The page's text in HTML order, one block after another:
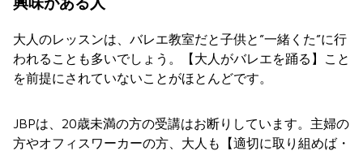
大人のレッスンは、バレエ教室だと子供と”一緒くた”に行
われることも多いでしょう。【大人がバレエを踊る】こと
を前提にされていないことがほとんどです。
JBPは、20歳未満の方の受講はお断りしています。主婦の
方やオフィスワーカーの方、大人も【適切に取り組めば・